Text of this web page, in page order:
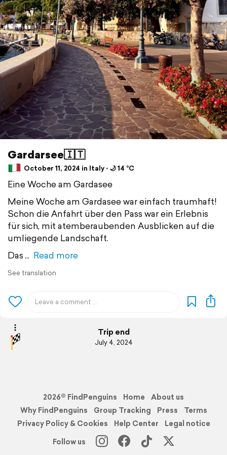
Gardarsee🇮🇹
October 11, 2024 in Italy ⋅ 🌙 14 °C
Eine Woche am Gardasee
Meine Woche am Gardasee war einfach traumhaft!
Schon die Anfahrt über den Pass war ein Erlebnis
für sich, mit atemberaubenden Ausblicken auf die
umliegende Landschaft.
Das
Read more
See translation
Trip end
July 4, 2024
2026© FindPenguins Home
About us
Why FindPenguins
Group Tracking Press
Terms
Privacy Policy & Cookies
Help Center
Legal notice
Follow us